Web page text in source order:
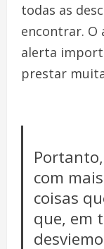
todas as
encontrar. O
alerta
prestar
com
coisas
que, em